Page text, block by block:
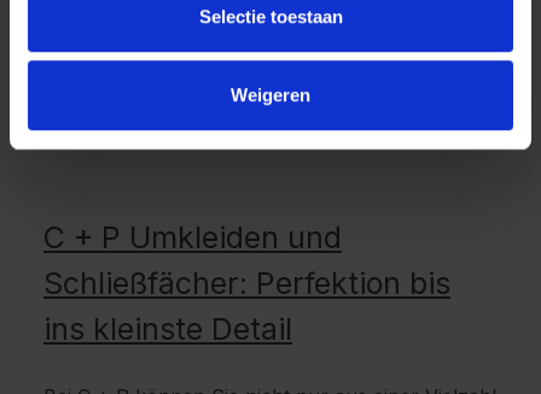
Selectie toestaan
Weigeren
C + P Umkleiden und
Schließfächer: Perfektion bis
ins kleinste Detail